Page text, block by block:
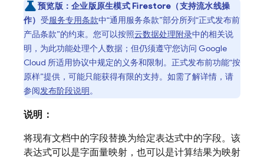
预览版： 企业版原生模式 Firestore（支持流水线操
作） 受服务专用条款中“通用服务条款”部分所列“正式发布前
产品条款”的约束。您可以按照云数据处理附录中的相关说
明，为此功能处理个人数据；但仍须遵守您访问 Google
Cloud 所适用协议中规定的义务和限制。正式发布前功能“按
原样”提供，可能只能获得有限的支持。如需了解详情，请
参阅发布阶段说明。
说明：
将现有文档中的字段替换为给定表达式中的字段。该
表达式可以是字面量映射，也可以是计算结果为映射